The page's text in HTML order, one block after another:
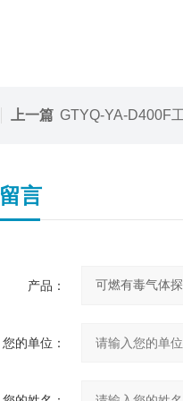
上一篇 GTYQ-YA-D400F
言
产品：
您的单位：